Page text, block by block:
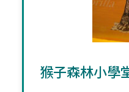
猴子森林小學